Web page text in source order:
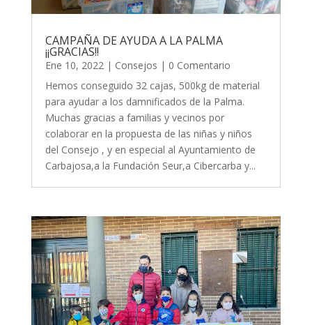
CAMPAÑA DE AYUDA A LA PALMA
¡¡GRACIAS!!
Ene 10, 2022| Consejos | 0 Comentario
Hemos conseguido 32 cajas, 500kg de material
para ayudar a los damnificados de la Palma.
Muchas gracias a familias y vecinos por
colaborar en la propuesta de las niñas y niños
del Consejo , y en especial al Ayuntamiento de
Carbajosa,a la Fundación Seur,a Cibercarba y...